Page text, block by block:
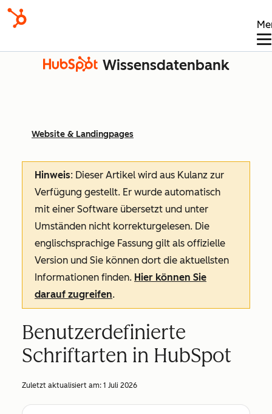
Wissensdatenbank
Website & Landingpages
Hinweis: Dieser Artikel wird aus Kulanz zur
Verfügung gestellt. Er wurde automatisch
mit einer Software übersetzt und unter
Umständen nicht korrekturgelesen. Die
englischsprachige Fassung gilt als offizielle
Version und Sie können dort die aktuellsten
Informationen finden. Hier können Sie
darauf zugreifen.
Benutzerdefinierte
Schriftarten in HubSpot
Zuletzt aktualisiert am: 1 Juli 2026